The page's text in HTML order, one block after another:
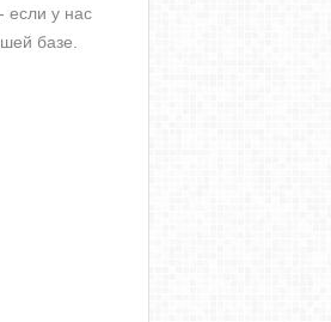
если у нас
базе.